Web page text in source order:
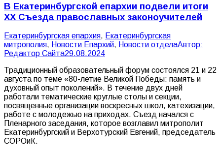
В Екатеринбургской епархии подвели итоги
XX Съезда православных законоучителей
Екатеринбургская епархия, Екатеринбургская
митрополия, Новости Епархий, Новости отделаАвтор:
Редактор Сайта29.08.2024
Традиционный образовательный форум состоялся 21 и 22
августа по теме «80-летие Великой Победы: память и
духовный опыт поколений». В течение двух дней
работали тематические круглые столы и секции,
посвященные организации воскресных школ, катехизации,
работе с молодежью на приходах. Съезд начался с
Пленарного заседания, которое возглавил митрополит
Екатеринбургский и Верхотурский Евгений, председатель
СОРОиК.